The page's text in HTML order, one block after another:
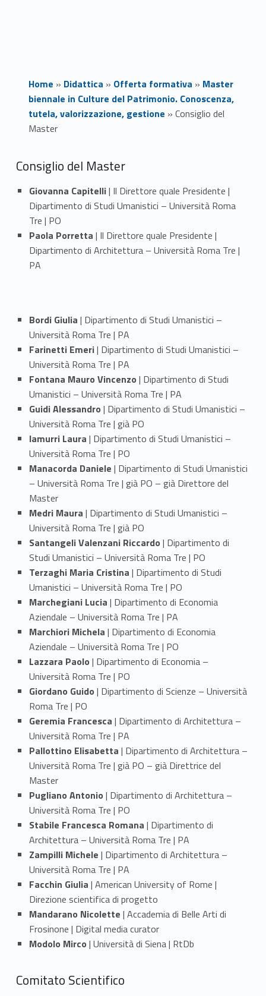
Home » Didattica » Offerta formativa » Master
biennale in Culture del Patrimonio. Conoscenza,
tutela, valorizzazione, gestione » Consiglio del
Master
C
o
s
l
o
d
e
l
M
a
e
r
Consiglio del Master
Giovanna Capitelli| Il Direttore quale Presidente |
Dipartimento di Studi Umanistici – Università Roma
Tre | PO
Paola Porretta | Il Direttore quale Presidente |
Dipartimento di Architettura – Università Roma Tre |
PA
Bordi Giulia | Dipartimento di Studi Umanistici –
Università Roma Tre | PA
Farinetti Emeri| Dipartimento di Studi Umanistici –
Università Roma Tre | PA
Fontana Mauro Vincenzo | Dipartimento di Studi
Umanistici – Università Roma Tre | PA
Guidi Alessandro | Dipartimento di Studi Umanistici –
Università Roma Tre | già PO
Iamurri Laura | Dipartimento di Studi Umanistici –
Università Roma Tre | PO
Manacorda Daniele | Dipartimento di Studi Umanistici
– Università Roma Tre | già PO – già Direttore del
Master
Medri Maura | Dipartimento di Studi Umanistici –
Università Roma Tre | già PO
Santangeli Valenzani Riccardo | Dipartimento di
Studi Umanistici – Università Roma Tre | PO
Terzaghi Maria Cristina | Dipartimento di Studi
Umanistici – Università Roma Tre | PO
Marchegiani Lucia | Dipartimento di Economia
Aziendale – Università Roma Tre | PA
Marchiori Michela | Dipartimento di Economia
Aziendale – Università Roma Tre | PO
Lazzara Paolo | Dipartimento di Economia –
Università Roma Tre | PO
Giordano Guido | Dipartimento di Scienze – Università
Roma Tre | PO
Geremia Francesca | Dipartimento di Architettura –
Università Roma Tre | PA
Pallottino Elisabetta | Dipartimento di Architettura –
Università Roma Tre | già PO – già Direttrice del
Master
Pugliano Antonio | Dipartimento di Architettura –
Università Roma Tre | PO
Stabile Francesca Romana | Dipartimento di
Architettura – Università Roma Tre | PA
Zampilli Michele | Dipartimento di Architettura –
Università Roma Tre | PA
Facchin Giulia | American University of Rome |
Direzione scientifica di progetto
Mandarano Nicolette | Accademia di Belle Arti di
Frosinone | Digital media curator
Modolo Mirco | Università di Siena | RtDb
Comitato Scientifico